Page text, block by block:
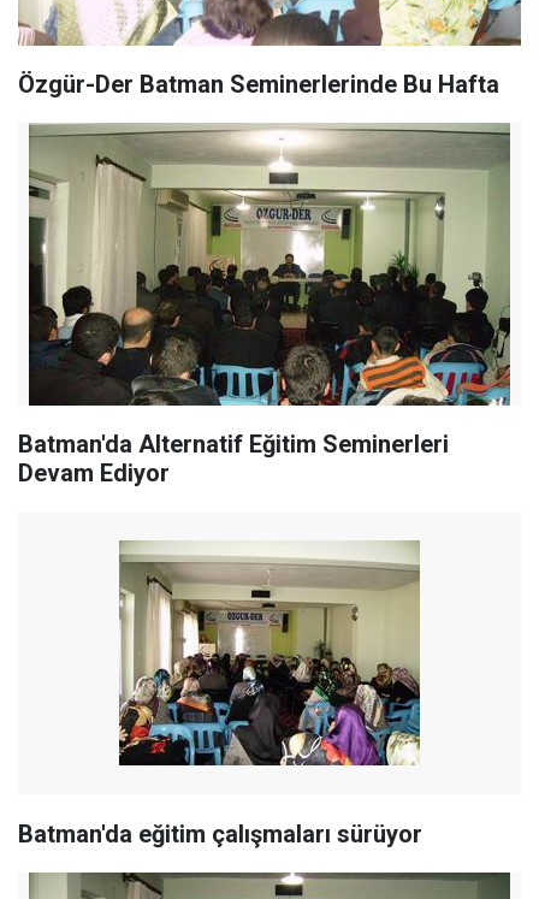
Özgür-Der Batman Seminerlerinde Bu Hafta
Batman'da Alternatif Eğitim Seminerleri
Devam Ediyor
Batman'da eğitim çalışmaları sürüyor